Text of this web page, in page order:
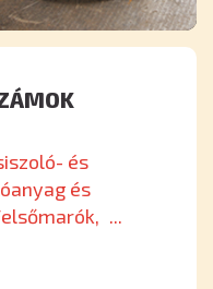
és
és
...